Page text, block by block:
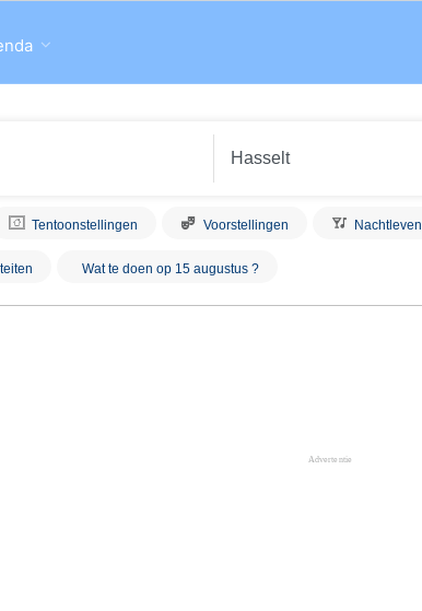
Tentoonstellingen Voorstellingen Nachtleven
Wat te doen op 15 augustus ?